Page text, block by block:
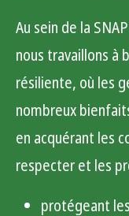
Au sein de la
nous travaillons à
résiliente, où les
nombreux
en acquérant les
respecter et les
protégeant